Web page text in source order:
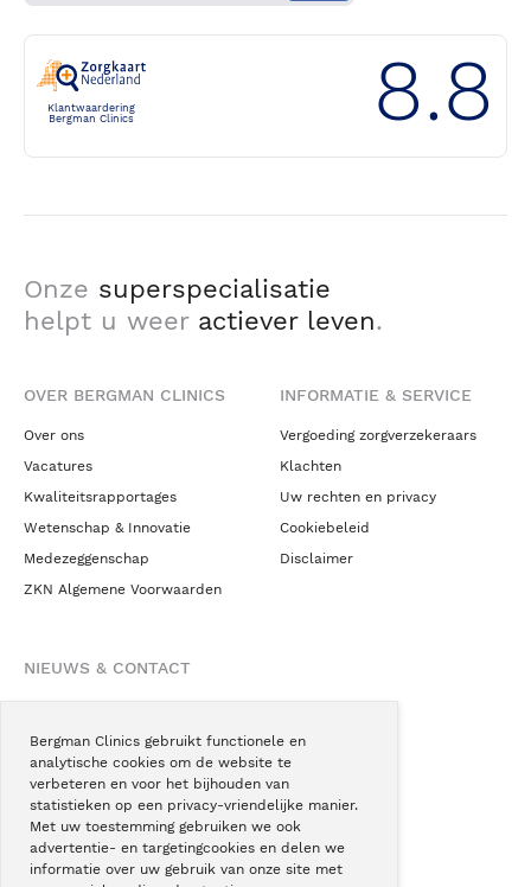
Bergman Clinics gebruikt functionele en
analytische cookies om de website te
verbeteren en voor het bijhouden van
statistieken op een privacy-vriendelijke manier.
Met uw toestemming gebruiken we ook
advertentie- en targetingcookies en delen we
informatie over uw gebruik van onze site met
Klantwaardering
Bergman Clinics
8.8
Onze superspecialisatie
helpt u weer actiever leven.
OVER BERGMAN CLINICS
Over ons
Vacatures
Kwaliteitsrapportages
Wetenschap & Innovatie
Medezeggenschap
ZKN Algemene Voorwaarden
INFORMATIE & SERVICE
Vergoeding zorgverzekeraars
Klachten
Uw rechten en privacy
Cookiebeleid
Disclaimer
NIEUWS & CONTACT
Blogs
Podcast
Pressroom
Instagram
Facebook